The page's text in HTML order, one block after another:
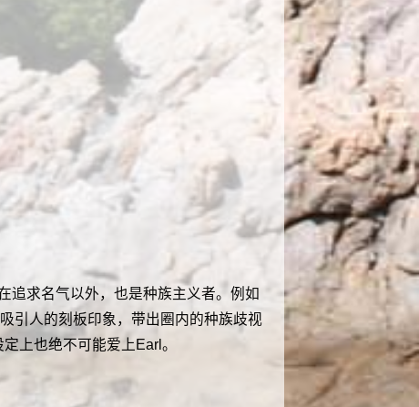
追求名气以外，也是种族主义者。例如
引人的刻板印象，带出圈内的种族歧视
上也绝不可能爱上Earl。